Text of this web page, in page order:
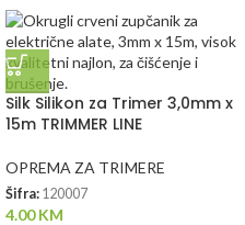
Silk Silikon za Trimer 3,0mm x
15m TRIMMER LINE
OPREMA ZA TRIMERE
Šifra: 120007
4.00KM